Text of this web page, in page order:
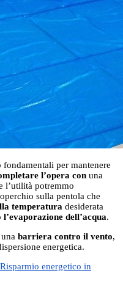
per mantenere
l’opera con una
l’utilità potremmo
sulla pentola che
temperatura desiderata
l’evaporazione dell’acqua.
barriera contro il vento,
energetica.
Risparmio energetico in